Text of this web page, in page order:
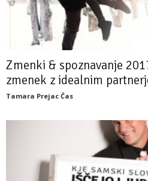
Zmenki & spoznavanje
zmenek z idealnim
Tamara Prejac Čas